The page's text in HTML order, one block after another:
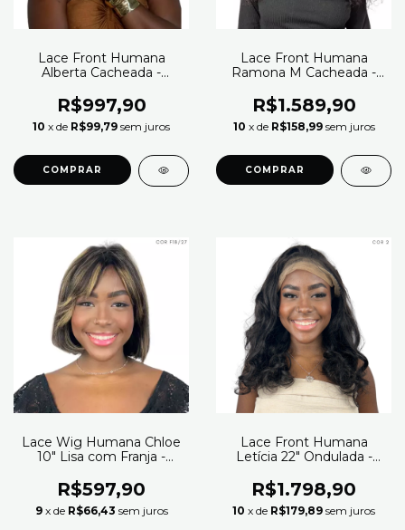
Lace Front Humana
Alberta Cacheada -
R$997,90
10 x de R$99,79 sem juros
COMPRAR
Lace Front Humana
Ramona M Cacheada -
R$1.589,90
10 x de R$158,99 sem juros
Lace Wig Humana Chloe
10" Lisa com Franja -
R$597,90
9 x de R$66,43 sem juros
Lace Front Humana
Letícia 22" Ondulada -
R$1.798,90
10 x de R$179,89 sem juros